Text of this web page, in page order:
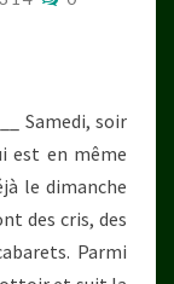
Samedi, soir
est en même
le dimanche
des cris, des
Parmi